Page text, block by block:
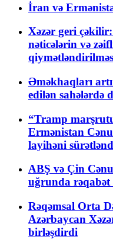
İran və
Xəzər geri
nəticələrin və
Əməkhaqları
edilən sahələrdə
“Tramp
Ermənistan
layihəni
ABŞ və Çin
uğrunda rəqabət
Rəqəmsal Orta
Azərbaycan
birləşdirdi